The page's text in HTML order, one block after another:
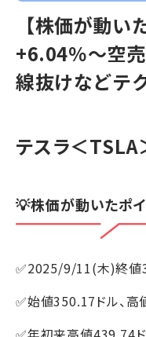
【株価が動
+6.04％～空
線抜けなどテ
テスラ＜TSLA
💡株価が動いたポ
✅2025/9/11(木)終値
✅始値350.17ドル、